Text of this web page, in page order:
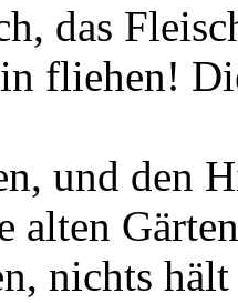
das
fliehen!
und den
alten
nichts